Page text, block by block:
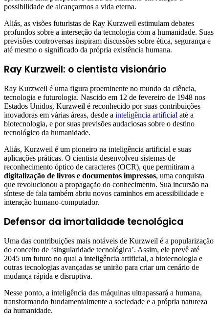
possibilidade de alcançarmos a vida eterna.
Aliás, as visões futuristas de Ray Kurzweil estimulam debates
profundos sobre a interseção da tecnologia com a humanidade. Suas
previsões controversas inspiram discussões sobre ética, segurança e
até mesmo o significado da própria existência humana.
Ray Kurzweil: o cientista visionário
Ray Kurzweil é uma figura proeminente no mundo da ciência,
tecnologia e futurologia. Nascido em 12 de fevereiro de 1948 nos
Estados Unidos, Kurzweil é reconhecido por suas contribuições
inovadoras em várias áreas, desde a inteligência artificial até a
biotecnologia, e por suas previsões audaciosas sobre o destino
tecnológico da humanidade.
Aliás, Kurzweil é um pioneiro na inteligência artificial e suas
aplicações práticas. O cientista desenvolveu sistemas de
reconhecimento óptico de caracteres (OCR), que permitiram a
digitalização de livros e documentos impressos, uma conquista
que revolucionou a propagação do conhecimento. Sua incursão na
síntese de fala também abriu novos caminhos em acessibilidade e
interação humano-computador.
Defensor da imortalidade tecnológica
Uma das contribuições mais notáveis de Kurzweil é a popularização
do conceito de ‘singularidade tecnológica’. Assim, ele prevê até
2045 um futuro no qual a inteligência artificial, a biotecnologia e
outras tecnologias avançadas se unirão para criar um cenário de
mudança rápida e disruptiva.
Nesse ponto, a inteligência das máquinas ultrapassará a humana,
transformando fundamentalmente a sociedade e a própria natureza
da humanidade.